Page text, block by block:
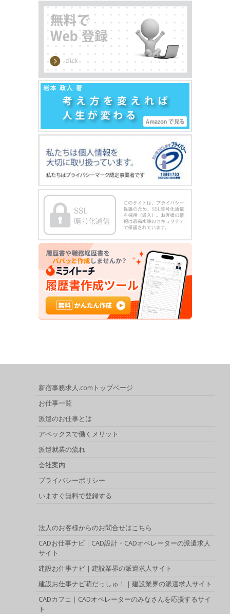
新宿事務求人.comトップページ
お仕事一覧
派遣のお仕事とは
アペックスで働くメリット
派遣就業の流れ
会社案内
プライバシーポリシー
いますぐ無料で登録する
法人のお客様からのお問合せはこちら
CADお仕事ナビ｜CAD設計・CADオペレーターの派遣求人
サイト
建設お仕事ナビ｜建設業界の派遣求人サイト
建設お仕事ナビ萌だっしゅ！｜建設業界の派遣求人サイト
CADカフェ｜CADオペレーターのみなさんを応援するサイ
ト